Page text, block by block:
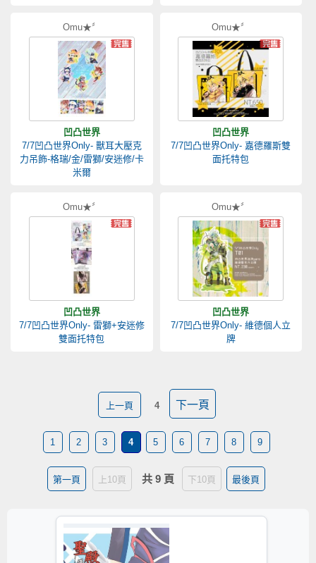
Omu★〞
凹凸世界
7/7凹凸世界Only- 獸耳大壓克
力吊飾-格瑞/金/雷獅/安迷修/卡
米爾
Omu★〞
凹凸世界
7/7凹凸世界Only- 嘉德羅斯雙
面托特包
Omu★〞
凹凸世界
7/7凹凸世界Only- 雷獅+安迷修
雙面托特包
Omu★〞
凹凸世界
7/7凹凸世界Only- 維德個人立
牌
上一頁 4 下一頁
1 2 3 4 5 6 7 8 9
第一頁 上10頁 共 9 頁 下10頁 最後頁